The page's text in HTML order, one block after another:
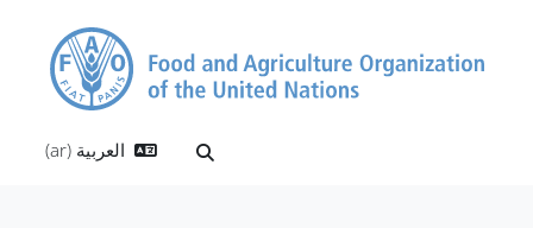
تبديل إدخال البحث
العربية ‎(ar)‎